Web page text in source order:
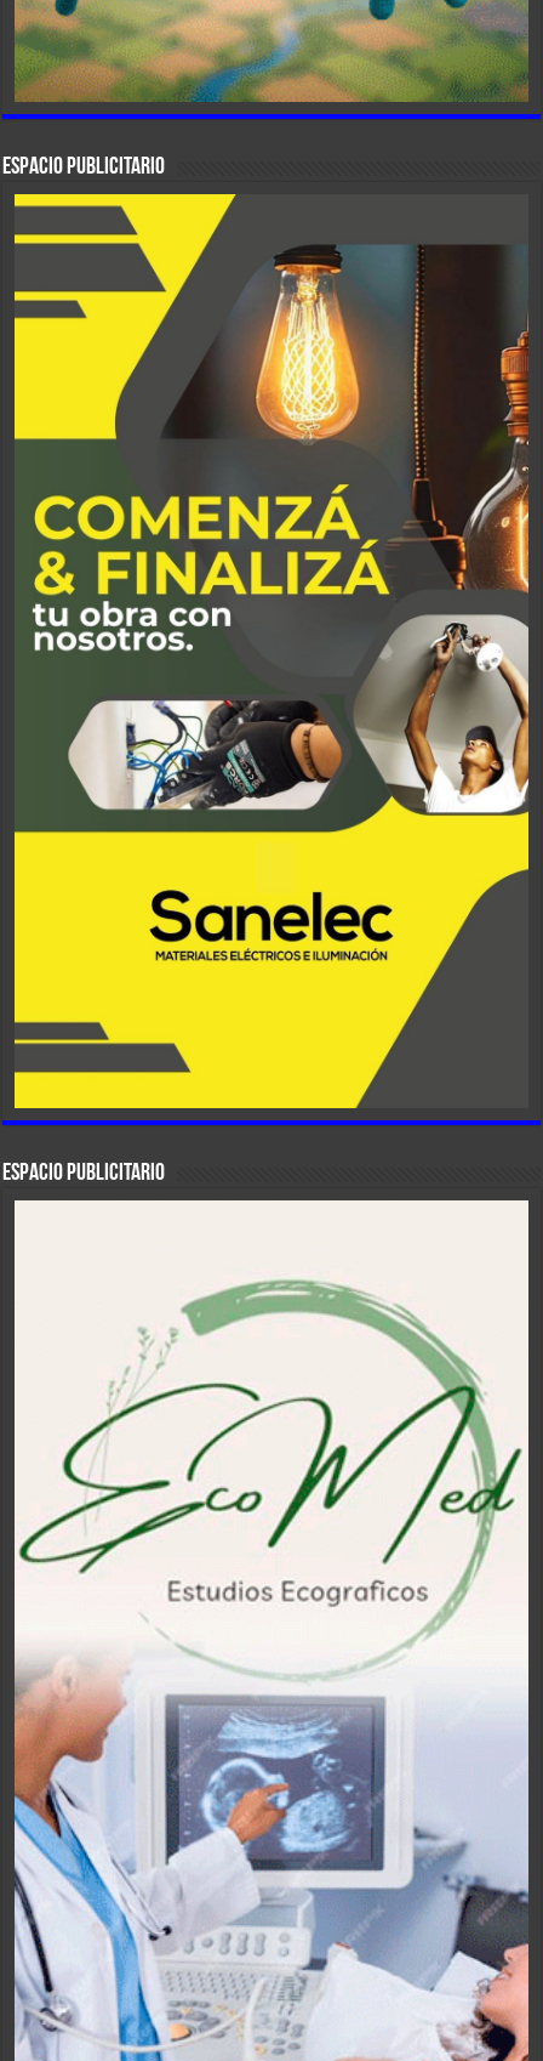
ESPACIO PUBLICITARIO
ESPACIO PUBLICITARIO